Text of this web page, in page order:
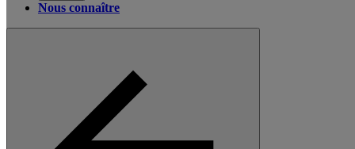
Nous connaître